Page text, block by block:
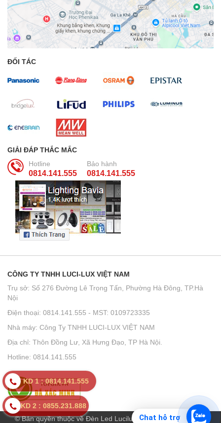
ĐỐI TÁC
GIẢI ĐÁP THẮC MẮC
Hotline
0814.141.555
Bảo hành
0814.141.555
CÔNG TY TNHH LUCI-LUX VIỆT NAM
Trụ sở: Số 276 Đường Lê Trọng Tấn, Phường Hà Đông, TP.Hà
Nội
Điện thoại: 0814.141.555 - MST: 0109723335
Nhà máy: Công Ty TNHH LUCI-LUX VIỆT NAM
Địa chỉ: Thôn Đồng Lư, Xã Hưng Đạo, TP Hà Nội.
Hotline: 0814.141.555
© Bản quyền thuộc về Đèn Led Lucilux
KD 2 : 0855.231.888
KD 1 : 0814.141.555
Chat hỗ trợ